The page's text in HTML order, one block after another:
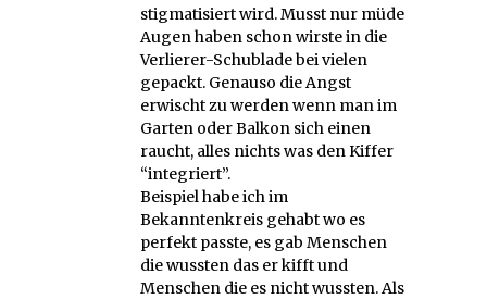
stigmatisiert wird. Musst nur müde
Augen haben schon wirste in die
Verlierer-Schublade bei vielen
gepackt. Genauso die Angst
erwischt zu werden wenn man im
Garten oder Balkon sich einen
raucht, alles nichts was den Kiffer
“integriert”.
Beispiel habe ich im
Bekanntenkreis gehabt wo es
perfekt passte, es gab Menschen
die wussten das er kifft und
Menschen die es nicht wussten. Als